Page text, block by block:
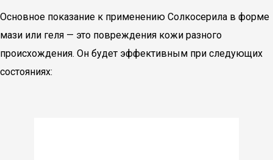
Основное показание к применению Солкосерила в форме
мази или геля — это повреждения кожи разного
происхождения. Он будет эффективным при следующих
состояниях: